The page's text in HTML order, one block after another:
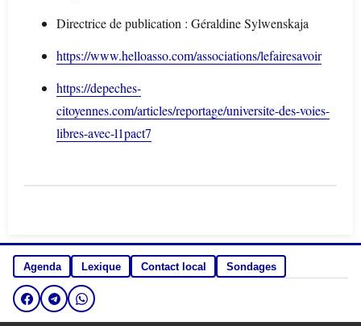
Directrice de publication : Géraldine Sylwenskaja
https://www.helloasso.com/associations/lefairesavoir
https://depeches-
citoyennes.com/articles/reportage/universite-des-voies-
libres-avec-l1pact7
Agenda Lexique Contact local Sondages